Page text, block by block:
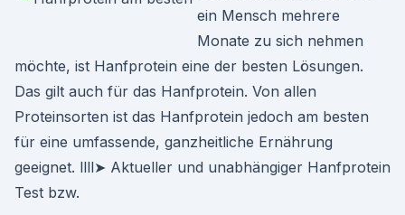
ein Mensch mehrere
Monate zu sich nehmen
möchte, ist Hanfprotein eine der besten Lösungen.
Das gilt auch für das Hanfprotein. Von allen
Proteinsorten ist das Hanfprotein jedoch am besten
für eine umfassende, ganzheitliche Ernährung
geeignet. llll➤ Aktueller und unabhängiger Hanfprotein
Test bzw.